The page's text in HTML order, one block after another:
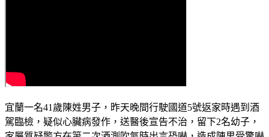
宜蘭一名41歲陳姓男子，昨天晚間行駛國道5號返家時遇到酒
駕臨檢，疑似心臟病發作，送醫後宣告不治，留下2名幼子，